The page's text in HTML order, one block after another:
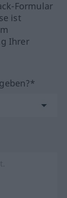
Formular
ist
Ihrer